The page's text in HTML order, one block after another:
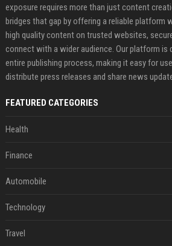
exposure requires more than just content
bridges that gap by offering a reliable platform
high quality content on trusted websites,
connect with a wider audience. Our platform is
entire publishing process, making it easy for
distribute press releases and share news
FEATURED CATEGORIES
Health
Finance
Automobile
Technology
Travel